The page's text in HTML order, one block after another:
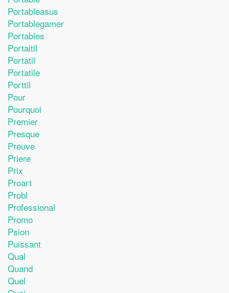
Portableasus
Portablegamer
Portables
Portaitil
Portatil
Portatile
Porttil
Pour
Pourquoi
Premier
Presque
Preuve
Priere
Prix
Proart
Probl
Professional
Promo
Psion
Puissant
Qual
Quand
Quel